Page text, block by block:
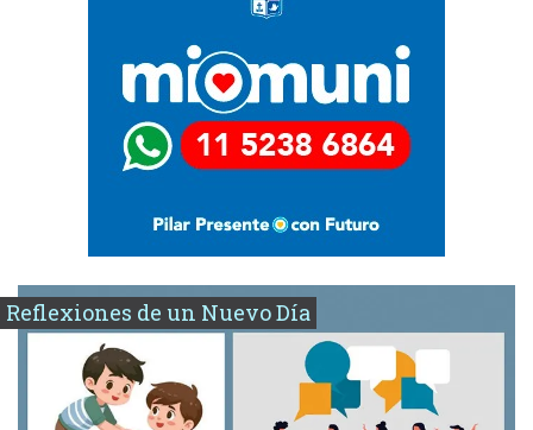
Reflexiones de un Nuevo Día